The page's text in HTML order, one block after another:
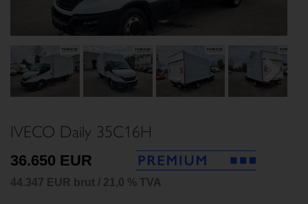
Next
IVECO Daily 35C16H
36.650 EUR
44.347 EUR brut / 21,0 % TVA